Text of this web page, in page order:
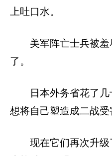
上吐口水。
美军阵亡士兵被
了。
日本外务省花了
想将自己塑造成二战受
现在它们再次升